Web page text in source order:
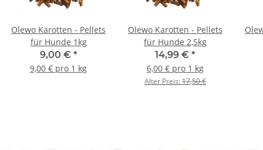
Olewo Karotten - Pellets
für Hunde 1kg
9,00 € *
9,00 € pro 1 kg
Olewo Karotten - Pellets
für Hunde 2,5kg
14,99 € *
6,00 € pro 1 kg
Alter Preis:17,50 €